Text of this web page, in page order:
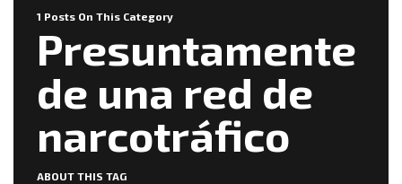
1 Posts On This Category
Presuntamente
de una red de
narcotráfico
ABOUT THIS TAG